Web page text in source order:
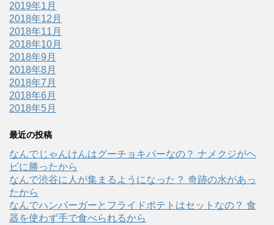
2019年1月
2018年12月
2018年11月
2018年10月
2018年9月
2018年8月
2018年7月
2018年6月
2018年5月
最近の投稿
なんでじゃんけんはグーチョキパーなの？ ナメクジがヘ
ビに勝ったから
なんで渋谷に人が集まるようになった？ 奇跡の水があっ
たから
なんでハンバーガーとフライドポテトはセットなの？ 食
器を使わず手で食べられるから